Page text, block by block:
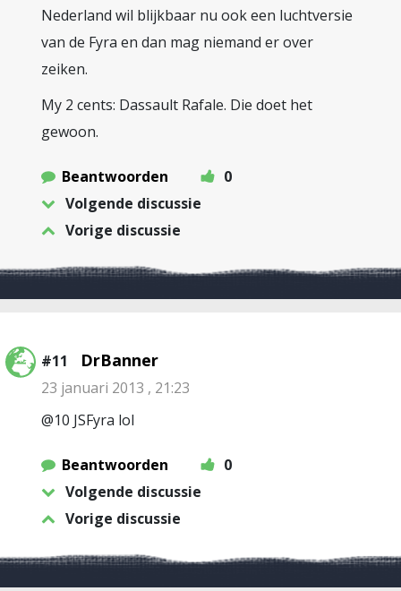
Nederland wil blijkbaar nu ook een luchtversie
van de Fyra en dan mag niemand er over
zeiken.
My 2 cents: Dassault Rafale. Die doet het
gewoon.
Beantwoorden
0
Volgende discussie
Vorige discussie
#11 DrBanner
23 januari 2013 , 21:23
@10 JSFyra lol
Beantwoorden
0
Volgende discussie
Vorige discussie